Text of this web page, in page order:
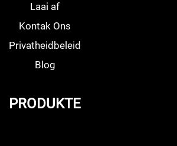
Laai af
Kontak Ons
Privatheidbeleid
Blog
PRODUKTE